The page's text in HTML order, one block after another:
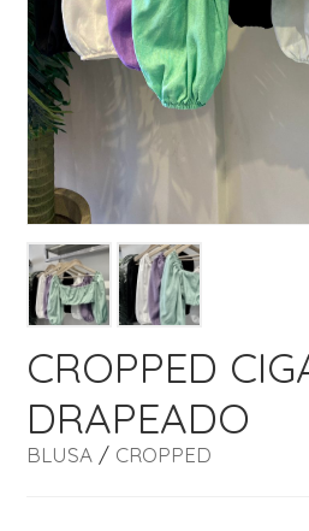
CROPPED
DRAPEADO
BLUSA/ CROPPED